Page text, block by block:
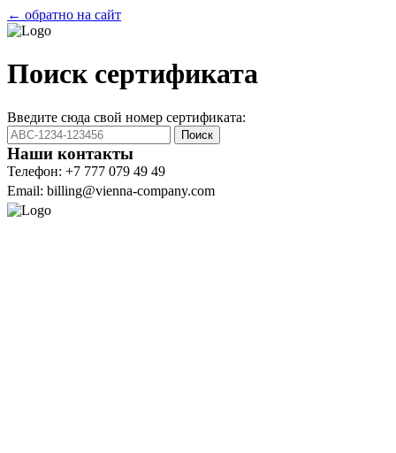
← обратно на сайт
Поиск сертификата
Введите сюда свой номер сертификата:
Поиск
Наши контакты
Телефон: +7 777 079 49 49
Email: billing@vienna-company.com